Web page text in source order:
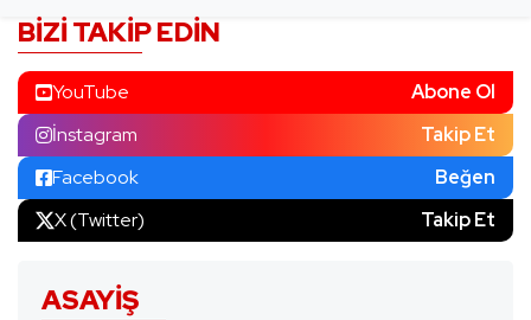
BIZI TAKIP EDIN
YouTube
Abone Ol
İnstagram
Takip Et
Facebook
Beğen
X (Twitter)
Takip Et
ASAYIŞ